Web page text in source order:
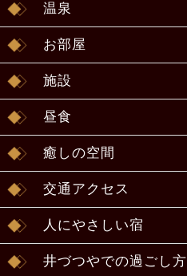
温泉
お部屋
施設
昼食
癒しの空間
交通アクセス
人にやさしい宿
井づつやでの過ごし方